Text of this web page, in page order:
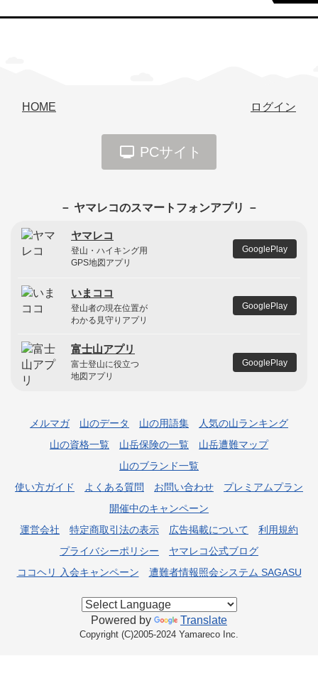
HOME ログイン
PCサイト
－ ヤマレコのスマートフォンアプリ －
ヤマレコ
登山・ハイキング用
GPS地図アプリ
GooglePlay
いまココ
登山者の現在位置が
わかる見守りアプリ
GooglePlay
富士山アプリ
富士登山に役立つ
地図アプリ
GooglePlay
メルマガ 山のデータ 山の用語集
人気の山ランキング
山の資格一覧
山岳保険の一覧
山岳遭難マップ
山のブランド一覧
使い方ガイド
よくある質問 お問い合わせ
プレミアムプラン
開催中のキャンペーン
運営会社
特定商取引法の表示 広告掲載について
利用規約
プライバシーポリシー
ヤマレコ公式ブログ
ココヘリ 入会キャンペーン
遭難者情報照会システム SAGASU
Powered by Translate
Copyright (C)2005-2024 Yamareco Inc.